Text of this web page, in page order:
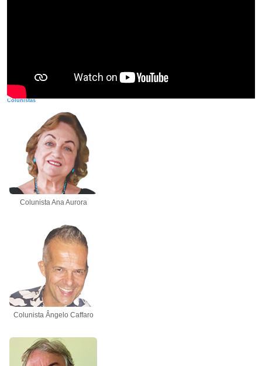
Colunistas
Colunista Ana Aurora
Colunista Ângelo Caffaro